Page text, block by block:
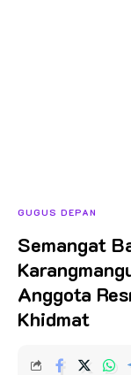
GUGUS DEPAN
Semangat
Anggota
Khidmat